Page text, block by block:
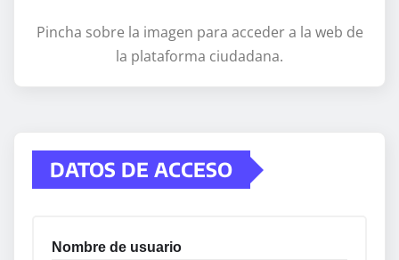
Pincha sobre la imagen para acceder a la web de
la plataforma ciudadana.
DATOS DE ACCESO
Nombre de usuario